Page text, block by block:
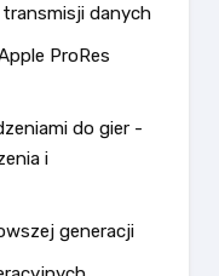
transmisji danych
ProRes
do gier -
i
generacji